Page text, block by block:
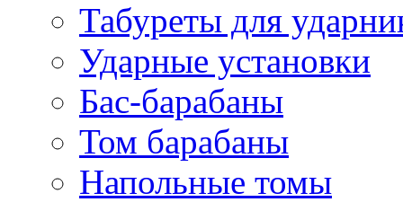
Табуреты для
Ударные установки
Бас-барабаны
Том барабаны
Напольные томы